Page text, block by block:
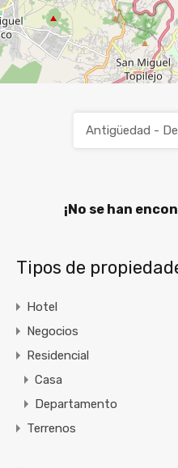
Antigüedad -
¡No se han
Tipos de
Hotel
Negocios
Residencial
Casa
Departamento
Terrenos